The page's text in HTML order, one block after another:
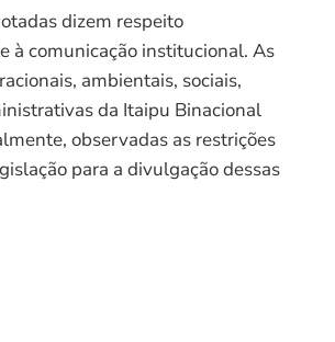
dizem respeito
à comunicação institucional. As
ambientais, sociais,
da Itaipu Binacional
observadas as restrições
para a divulgação dessas